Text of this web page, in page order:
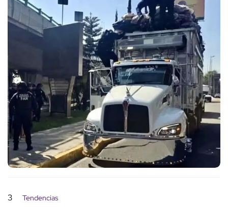
3 Tendencias